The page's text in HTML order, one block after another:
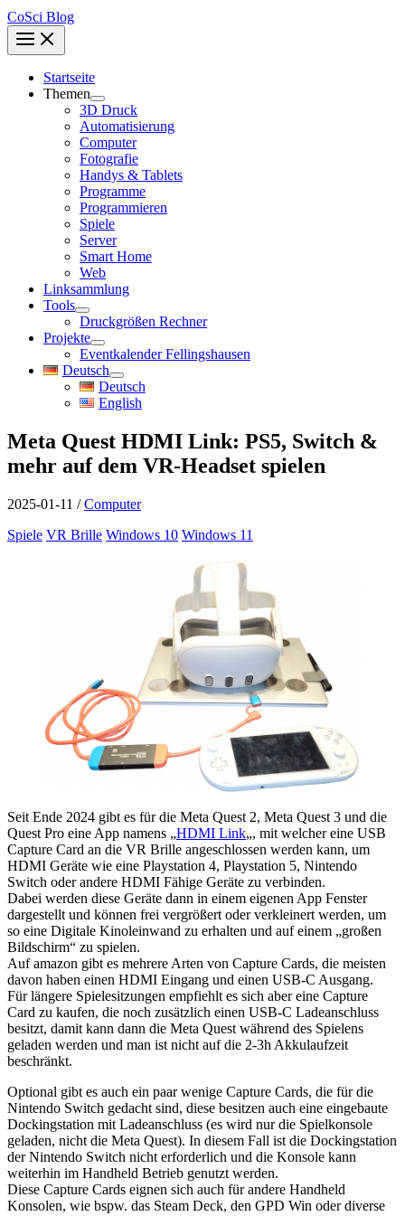
CoSci Blog
Startseite
Themen
3D Druck
Automatisierung
Computer
Fotografie
Handys & Tablets
Programme
Programmieren
Spiele
Server
Smart Home
Web
Linksammlung
Tools
Druckgrößen Rechner
Projekte
Eventkalender Fellingshausen
Deutsch
Deutsch
English
Meta Quest HDMI Link: PS5, Switch &
mehr auf dem VR-Headset spielen
2025-01-11 /Computer
Spiele VR Brille Windows 10 Windows 11
Seit Ende 2024 gibt es für die Meta Quest 2, Meta Quest 3 und die
Quest Pro eine App namens „HDMI Link„, mit welcher eine USB
Capture Card an die VR Brille angeschlossen werden kann, um
HDMI Geräte wie eine Playstation 4, Playstation 5, Nintendo
Switch oder andere HDMI Fähige Geräte zu verbinden.
Dabei werden diese Geräte dann in einem eigenen App Fenster
dargestellt und können frei vergrößert oder verkleinert werden, um
so eine Digitale Kinoleinwand zu erhalten und auf einem „großen
Bildschirm“ zu spielen.
Auf amazon gibt es mehrere Arten von Capture Cards, die meisten
davon haben einen HDMI Eingang und einen USB-C Ausgang.
Für längere Spielesitzungen empfiehlt es sich aber eine Capture
Card zu kaufen, die noch zusätzlich einen USB-C Ladeanschluss
besitzt, damit kann dann die Meta Quest während des Spielens
geladen werden und man ist nicht auf die 2-3h Akkulaufzeit
beschränkt.
Optional gibt es auch ein paar wenige Capture Cards, die für die
Nintendo Switch gedacht sind, diese besitzen auch eine eingebaute
Dockingstation mit Ladeanschluss (es wird nur die Spielkonsole
geladen, nicht die Meta Quest). In diesem Fall ist die Dockingstation
der Nintendo Switch nicht erforderlich und die Konsole kann
weiterhin im Handheld Betrieb genutzt werden.
Diese Capture Cards eignen sich auch für andere Handheld
Konsolen, wie bspw. das Steam Deck, den GPD Win oder diverse